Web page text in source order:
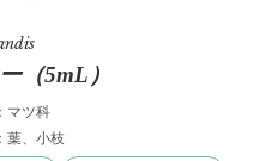
（5mL）
ツ科
葉、小枝